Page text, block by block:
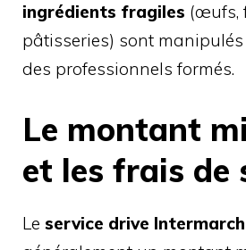
ingrédients fragiles (œufs,
pâtisseries) sont
des professionnels formés.
Le montant
et les frais de
Le service drive